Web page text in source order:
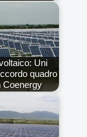
Uni
quadro
Coenergy